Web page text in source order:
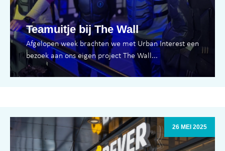
Teamuitje bij The Wall
Afgelopen week brachten we met Urban Interest een
bezoek aan ons eigen project The Wall...
26 MEI 2025